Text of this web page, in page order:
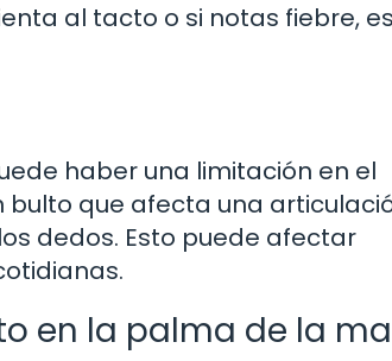
al tacto o si notas fiebre, es
haber una limitación en el
bulto que afecta una
dedos. Esto puede afectar
en la palma de la